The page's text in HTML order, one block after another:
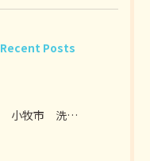
Recent Posts
小牧市 洗面脱衣室リフォーム I様邸 2026年7月